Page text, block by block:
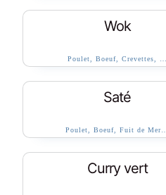
Wok
Poulet, Boeuf, Crevettes, …
Saté
Poulet, Boeuf, Fuit de Mer…
Curry vert